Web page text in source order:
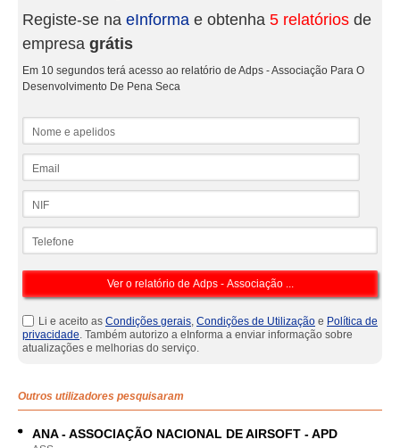
Registe-se na eInforma e obtenha 5 relatórios de
empresa grátis
Em 10 segundos terá acesso ao relatório de Adps - Associação Para O
Desenvolvimento De Pena Seca
Li e aceito as Condições gerais, Condições de Utilização e Política de
privacidade. Também autorizo a eInforma a enviar informação sobre
atualizações e melhorias do serviço.
Outros utilizadores pesquisaram
ANA - ASSOCIAÇÃO NACIONAL DE AIRSOFT - APD